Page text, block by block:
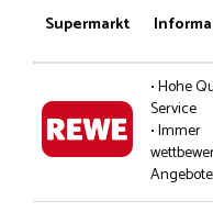
Supermarkt
• Hohe
Service
• Immer
Angebote